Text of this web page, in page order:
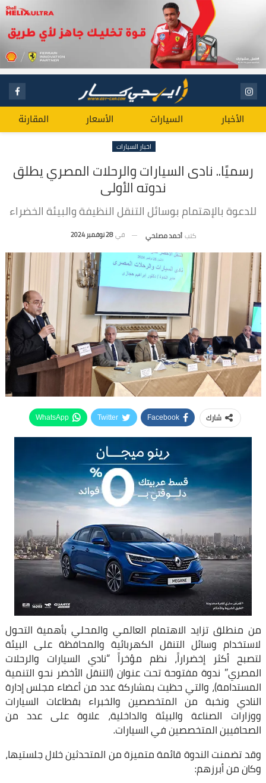
الأخبار السيارات الأسعار المقارنة
اخبار السيارات
رسميًا.. نادى السيارات والرحلات المصري يطلق
ندوته الأولى
للدعوة بالإهتمام بوسائل التنقل النظيفة والبيئة الخضراء
كتب أحمد مصلحي في 28 نوفمبر 2024
شارك Facebook
Twitter
WhatsApp
من منطلق تزايد الاهتمام العالمي والمحلي بأهمية التحول
لاستخدام وسائل التنقل الكهربائية والمحافظة على البيئة
لتصبح أكثر إخضراراً، نظم مؤخراً “نادي السيارات والرحلات
المصري” ندوة مفتوحة تحت عنوان (التنقل الأخضر نحو التنمية
المستدامة)، والتي حظيت بمشاركة عدد من أعضاء مجلس إدارة
النادي ونخبة من المتخصصين والخبراء بقطاعات السيارات
ووزارات الصناعة والبيئة والداخلية، علاوة على عدد من
الصحافيين المتخصصين في السيارات.
وقد تضمنت الندوة قائمة متميزة من المتحدثين خلال جلستيها،
وكان من أبرزهم: